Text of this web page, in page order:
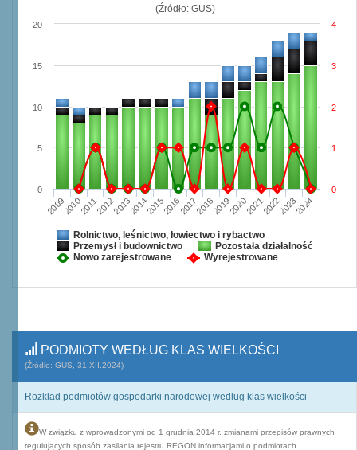
(Źródło: GUS)
2009201020112012201320142015201620172018201920202021202220232024
0
5
10
15
20
0
1
2
3
4
Rolnictwo, leśnictwo, łowiectwo i rybactwo
Przemysł i budownictwo
Pozostała działalność
Nowo zarejestrowane
Wyrejestrowane
PODMIOTY WEDŁUG KLAS WIELKOŚCI
(Źródło: GUS, 31.XII.2024)
Rozkład podmiotów gospodarki narodowej według klas wielkości
W związku z wprowadzonymi od 1 grudnia 2014 r. zmianami przepisów prawnych
regulujących sposób zasilania rejestru REGON informacjami o podmiotach